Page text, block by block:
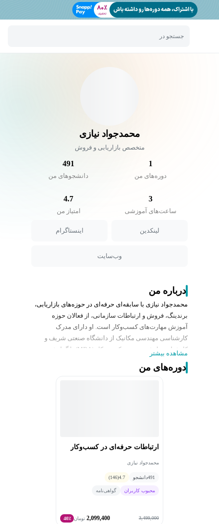
جستجو در
محمدجواد نیازی
متخصص بازاریابی و فروش
1
دوره‌های من
491
دانشجو‌های من
3
ساعت‌های آموزشی
4.7
امتیاز من
لینکدین اینستاگرام
وب‌سایت
درباره من
محمدجواد نیازی با سابقه‌ای حرفه‌ای در حوزه‌های بازاریابی،
برندینگ، فروش و ارتباطات سازمانی، از فعالان حوزه
آموزش مهارت‌های کسب‌وکار است. او دارای مدرک
کارشناسی مهندسی مکانیک از دانشگاه صنعتی شریف و
کارشناسی ارشد مدیریت کسب‌وکار (MBA) با گرایش
استراتژی از دانشگاه تهران است و تمرکز اصلی فعالیت‌های
آموزشی او بر بهبود تعاملات حرفه‌ای، متقاعدسازی و ارتباط
مسیر، تجربه طراحی و اجرای کمپین‌های ارتباطی، مدیریت
تیم‌ها، برگزاری کنفرانس‌ها، مذاکره‌های سازمانی و توسعه
رویکرد آموزشی او مبتنی بر ترکیب دانش آکادمیک و تجربه
تجربه واقعی بازار است. او تلاش می‌کند مفاهیم ارتباط مؤثر
مشاهده بیشتر
دوره‌های من
ارتباطات حرفه‌ای در کسب‌وکار
محمدجواد نیازی
491دانشجو 4.7
(146)
محبوب کاربران گواهی‌نامه
3,499,000
2,099,400 تومان 40٪